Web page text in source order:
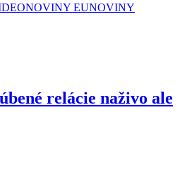
EUNOVINY
relácie naživo ale